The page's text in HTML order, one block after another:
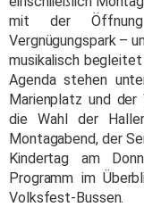
mit der
Vergnügungspark –
musikalisch
Agenda stehen
Marienplatz und der
die Wahl der
Montagabend, der
Kindertag am
Programm im
Volksfest-Bussen.